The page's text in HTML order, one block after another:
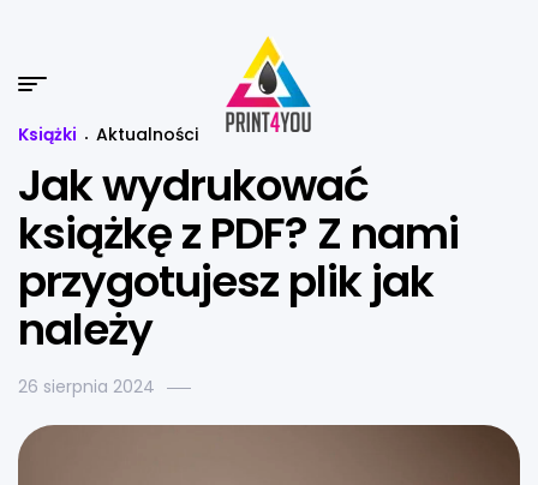
Książki Aktualności
Jak wydrukować
książkę z PDF? Z nami
przygotujesz plik jak
należy
26 sierpnia 2024